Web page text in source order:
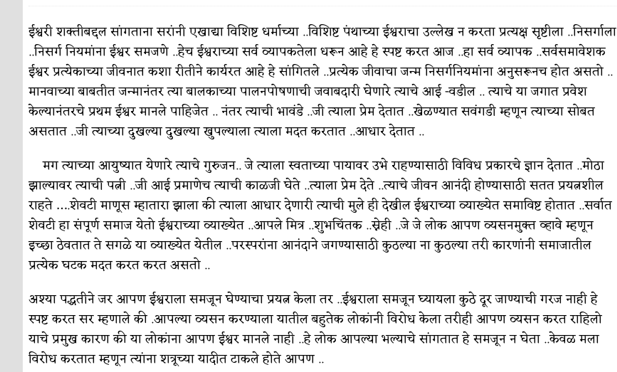
पाटलाची विहीर कविता-गझल-चारोळी-वात्रटिका
शपथ कविता-गझल-चारोळी-वात्रटिका
कविता-गझल-चारोळी-वात्रटिका
किती घोषणांचा पाऊस होता कविता-गझल-चारोळी-वात्रटिका
कसं हुईन तं हू माय… परिचय आणि परिक्षणे
काळजाचे प्रेत कविता-गझल-चारोळी-वात्रटिका
चमकदार चांदी अर्थ-वाणिज्य
आदिवासींचा डॉक्टर, समाजसेवेचा ध्यास : डॉ. राहुल जोशी युवा-विश्व
डेंग्यू: ताप उतरला म्हणजे धोका टळला असे नाही!
४ जुलै – इतिहासात घडलेल्या महत्त्वाच्या घटना
सुवर्ण – झळाळी अर्थ-वाणिज्य
‘अर्थ’पूर्ण हास्य अर्थ-वाणिज्य
ईश्वरी शक्तीबद्दल सांगताना सरांनी एखाद्या विशिष्ट धर्माच्या ..विशिष्ट पंथाच्या ईश्वराचा उल्लेख न करता प्रत्यक्ष सृष्टीला ..निसर्गाला
..निसर्ग नियमांना ईश्वर समजणे ..हेच ईश्वराच्या सर्व व्यापकतेला धरून आहे हे स्पष्ट करत आज ..हा सर्व व्यापक ..सर्वसमावेशक
ईश्वर प्रत्येकाच्या जीवनात कशा रीतीने कार्यरत आहे हे सांगितले ..प्रत्येक जीवाचा जन्म निसर्गनियमांना अनुसरूनच होत असतो ..
मानवाच्या बाबतीत जन्मानंतर त्या बालकाच्या पालनपोषणाची जवाबदारी घेणारे त्याचे आई -वडील .. त्याचे या जगात प्रवेश
केल्यानंतरचे प्रथम ईश्वर मानले पाहिजेत .. नंतर त्याची भावंडे ..जी त्याला प्रेम देतात ..खेळण्यात सवंगडी म्हणून त्याच्या सोबत
असतात ..जी त्याच्या दुखल्या दुखल्या खुपल्याला त्याला मदत करतात ..आधार देतात ..
मग त्याच्या आयुष्यात येणारे त्याचे गुरुजन.. जे त्याला स्वताच्या पायावर उभे राहण्यासाठी विविध प्रकारचे ज्ञान देतात ..मोठा
झाल्यावर त्याची पत्नी ..जी आई प्रमाणेच त्याची काळजी घेते ..त्याला प्रेम देते ..त्याचे जीवन आनंदी होण्यासाठी सतत प्रयत्नशील
राहते ….शेवटी माणूस म्हातारा झाला की त्याला आधार देणारी त्याची मुले ही देखील ईश्वराच्या व्याख्येत समाविष्ट होतात ..सर्वात
शेवटी हा संपूर्ण समाज येतो ईश्वराच्या व्याख्येत ..आपले मित्र ..शुभचिंतक ..स्नेही ..जे जे लोक आपण व्यसनमुक्त व्हावे म्हणून
इच्छा ठेवतात ते सगळे या व्याख्येत येतील ..परस्परांना आनंदाने जगण्यासाठी कुठल्या ना कुठल्या तरी कारणांनी समाजातील
प्रत्येक घटक मदत करत करत असतो ..
अश्या पद्धतीने जर आपण ईश्वराला समजून घेण्याचा प्रयत्न केला तर ..ईश्वराला समजून घ्यायला कुठे दूर जाण्याची गरज नाही हे
स्पष्ट करत सर म्हणाले की .आपल्या व्यसन करण्याला यातील बहुतेक लोकांनी विरोध केला तरीही आपण व्यसन करत राहिलो
याचे प्रमुख कारण की या लोकांना आपण ईश्वर मानले नाही ..हे लोक आपल्या भल्याचे सांगतात हे समजून न घेता ..केवळ मला
विरोध करतात म्हणून त्यांना शत्रूच्या यादीत टाकले होते आपण ..